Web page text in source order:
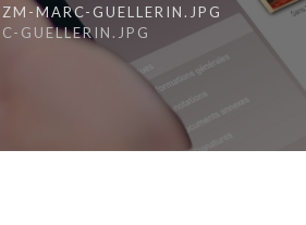
MARC-GUELLERIN.JPG
GUELLERIN.JPG